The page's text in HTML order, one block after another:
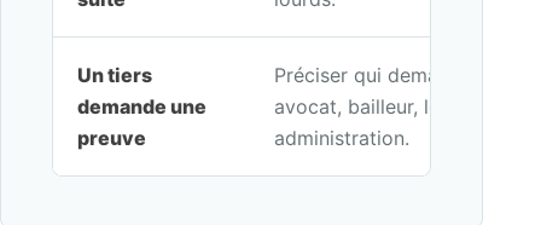
Un tiers
demande une
preuve
Préciser qui demande la
avocat, bailleur, locataire,
administration.